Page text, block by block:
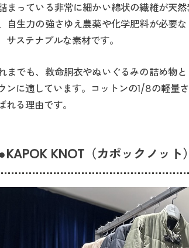
まっている非常に細かい綿状の繊維が天
自生力の強さゆえ農薬や化学肥料が必要
サステナブルな素材です。
までも、救命胴衣やぬいぐるみの詰め物
ンに適しています。コットンの1/8の軽量
れる理由です。
KNOT（カポックノット）